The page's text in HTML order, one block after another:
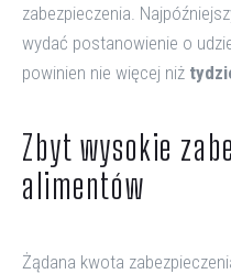
zabezpieczenia.
wydać postanowienie o
powinien nie więcej niż
Zbyt wysokie
alimentów
Żądana kwota